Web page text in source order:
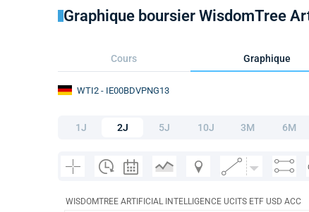
Graphique boursier WisdomTree
Cours Graphique
WTI2 - IE00BDVPNG13
1J 2J 5J 10J 3M 6M
WISDOMTREE ARTIFICIAL INTELLIGENCE UCITS ETF USD ACC